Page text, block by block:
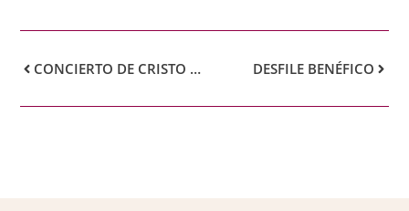
CONCIERTO DE CRISTO BARRIOS Y ANDREW WEST DESFILE BENÉFICO